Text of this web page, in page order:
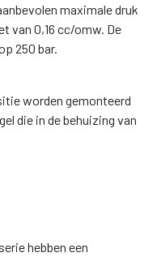
maximale druk
van 0,16 cc/omw. De
250 bar.
worden gemonteerd
die in de behuizing van
hebben een